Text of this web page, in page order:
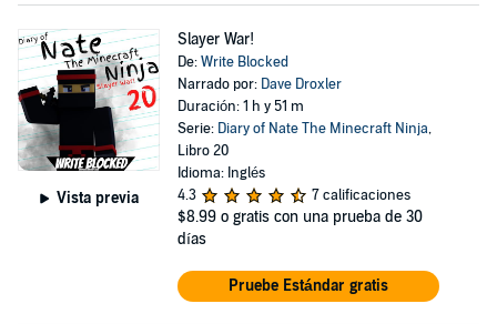
Vista previa
Slayer War!
De:Write Blocked
Narrado por: Dave Droxler
Duración: 1 h y 51 m
Serie: Diary of Nate The Minecraft Ninja,
Libro 20
Idioma: Inglés
4.3
7 calificaciones
$8.99 o gratis con una prueba de 30
días
Pruebe Estándar gratis